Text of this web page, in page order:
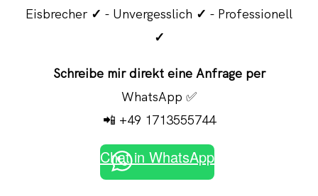
Eisbrecher ✓ - Unvergesslich ✓ - Professionell
✓
Schreibe mir direkt eine Anfrage per
WhatsApp ✅
📲 +49 1713555744
Chat in WhatsApp